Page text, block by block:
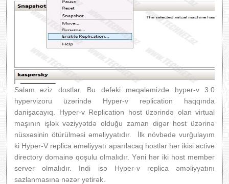
Salam əziz dostlar. Bu dəfəki məqaləmizdə hyper-v 3.0
hypervizoru üzərində Hyper-v replication haqqında
danişacayıq. Hyper-v Replication host üzərində olan virtual
maşının işlək vəziyyətdə olduğu zaman digər host üzərinə
nüsxəsinin ötürülməsi əməliyyatıdır. İlk növbədə vurğulayım
ki Hyper-V replica əməliyyatı aparılacaq hostlar hər ikisi active
directory domainə qoşulu olmalıdır. Yəni hər iki host member
server olmalıdır. Indi isə Hyper-v replica əməliyyatını
sazlanmasına nəzər yetirək.